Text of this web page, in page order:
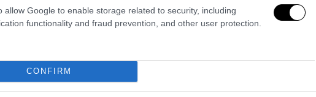
allow Google to enable storage related to security, including
functionality and fraud prevention, and other user protection.
CONFIRM
κεντρικό κτίριο τωνΕΛΤΑστην Πάτρα,
8 ώρες καθημερινά και έχουν
θανάτων σχετιζόμενων με τον
κατασκευάστηκε το1974, η ύπαρξη
χρόνια μετά δεν έχει αφαιρεθεί.